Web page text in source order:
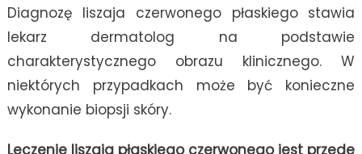
Diagnozę liszaja czerwonego płaskiego stawia
lekarz dermatolog na podstawie
charakterystycznego obrazu klinicznego. W
niektórych przypadkach może być konieczne
wykonanie biopsji skóry.
Leczenie liszaja płaskiego czerwonego jest przede